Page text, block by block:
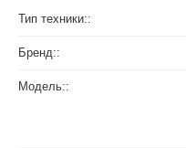
Тип техники::
Бренд::
Модель::